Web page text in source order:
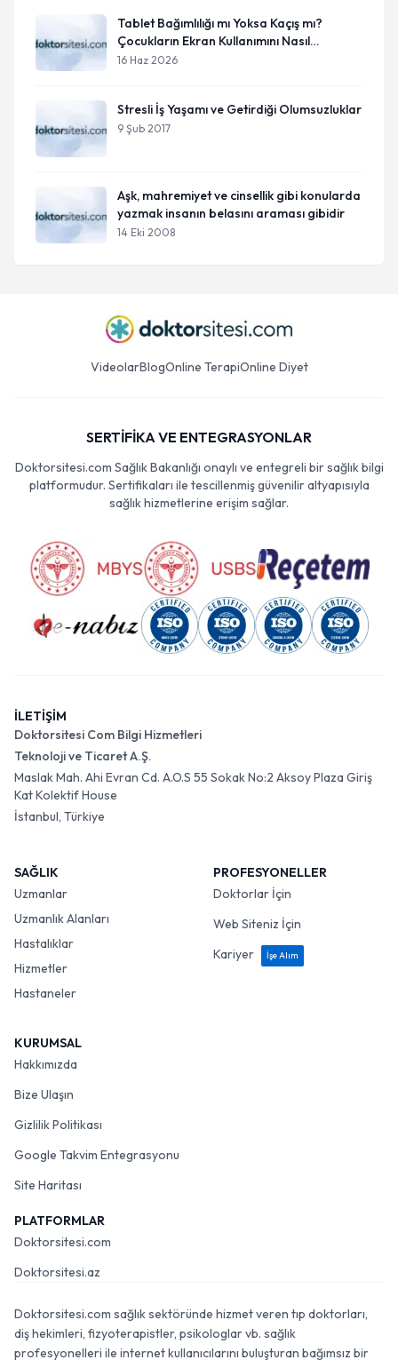
Tablet Bağımlılığı mı Yoksa Kaçış mı?
Çocukların Ekran Kullanımını Nasıl
Anlamalıyız?
16 Haz 2026
Stresli İş Yaşamı ve Getirdiği Olumsuzluklar
9 Şub 2017
Aşk, mahremiyet ve cinsellik gibi konularda
yazmak insanın belasını araması gibidir
14 Eki 2008
VideolarBlogOnline TerapiOnline Diyet
SERTİFİKA VE ENTEGRASYONLAR
Doktorsitesi.com Sağlık Bakanlığı onaylı ve entegreli bir sağlık bilgi
platformudur. Sertifikaları ile tescillenmiş güvenilir altyapısıyla
sağlık hizmetlerine erişim sağlar.
İLETİŞİM
Doktorsitesi Com Bilgi Hizmetleri
Teknoloji ve Ticaret A.Ş.
Maslak Mah. Ahi Evran Cd. A.O.S 55 Sokak No:2 Aksoy Plaza Giriş
Kat Kolektif House
İstanbul, Türkiye
SAĞLIK
Uzmanlar
Uzmanlık Alanları
Hastalıklar
Hizmetler
Hastaneler
PROFESYONELLER
Doktorlar İçin
Web Siteniz İçin
Kariyer
İşe Alım
KURUMSAL
Hakkımızda
Bize Ulaşın
Gizlilik Politikası
Google Takvim Entegrasyonu
Site Haritası
PLATFORMLAR
Doktorsitesi.com
Doktorsitesi.az
Doktorsitesi.com sağlık sektöründe hizmet veren tıp doktorları,
diş hekimleri, fizyoterapistler, psikologlar vb. sağlık
profesyonelleri ile internet kullanıcılarını buluşturan bağımsız bir